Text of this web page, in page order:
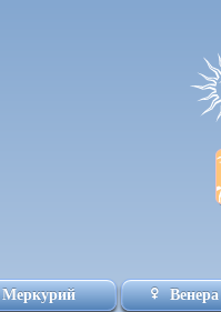
Меркурий Венера